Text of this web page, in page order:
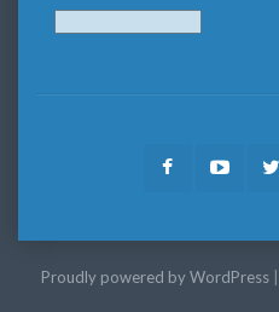
Facebook
Proudly powered by WordPress